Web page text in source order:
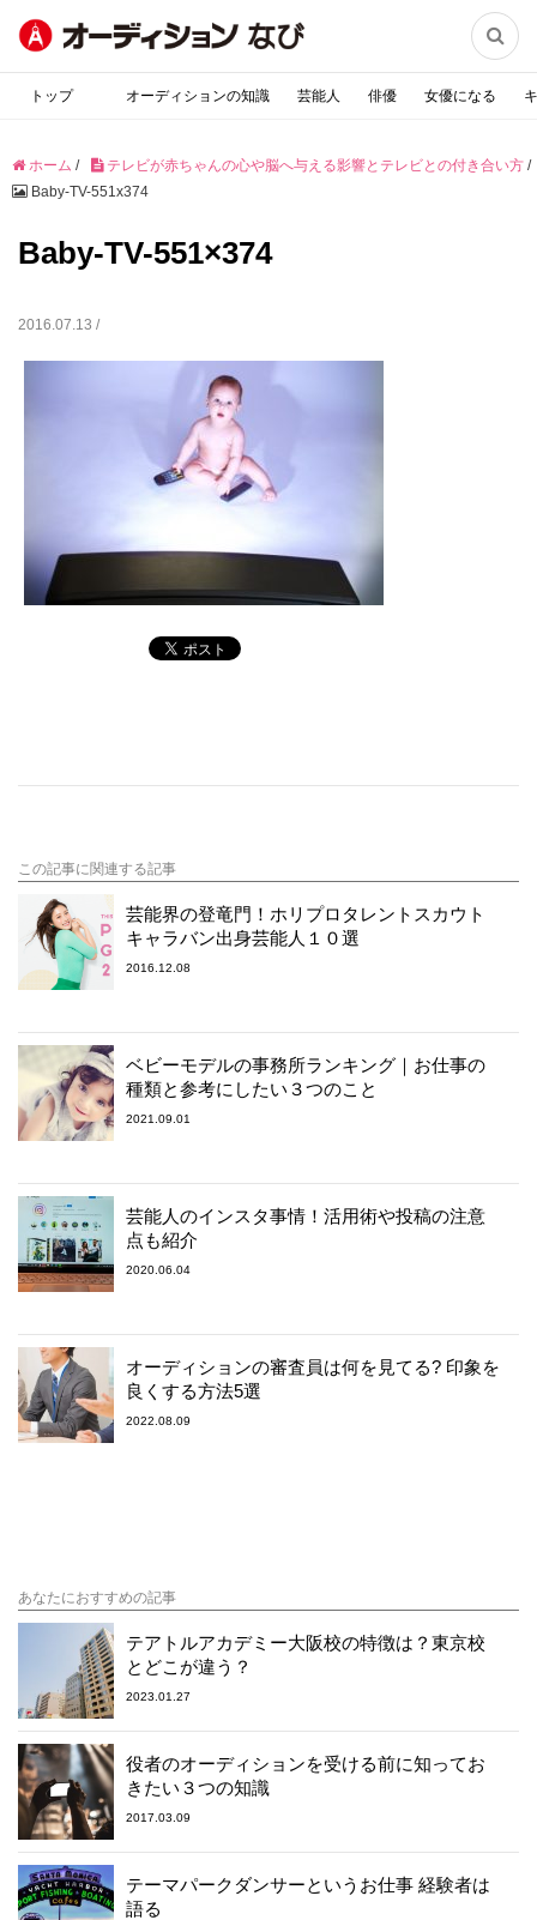

トップ オーディションの知識 芸能人 俳優 女優になる
ホーム / テレビが赤ちゃんの心や脳へ与える影響とテレビとの付き合い方 /
Baby-TV-551x374
Baby-TV-551×374
2016.07.13 /
この記事に関連する記事
芸能界の登竜門！ホリプロタレントスカウト
キャラバン出身芸能人１０選
2016.12.08
ベビーモデルの事務所ランキング｜お仕事の
種類と参考にしたい３つのこと
2021.09.01
芸能人のインスタ事情！活用術や投稿の注意
点も紹介
2020.06.04
オーディションの審査員は何を見てる? 印象を
良くする方法5選
2022.08.09
あなたにおすすめの記事
テアトルアカデミー大阪校の特徴は？東京校
とどこが違う？
2023.01.27
役者のオーディションを受ける前に知ってお
きたい３つの知識
2017.03.09
テーマパークダンサーというお仕事 経験者は
語る